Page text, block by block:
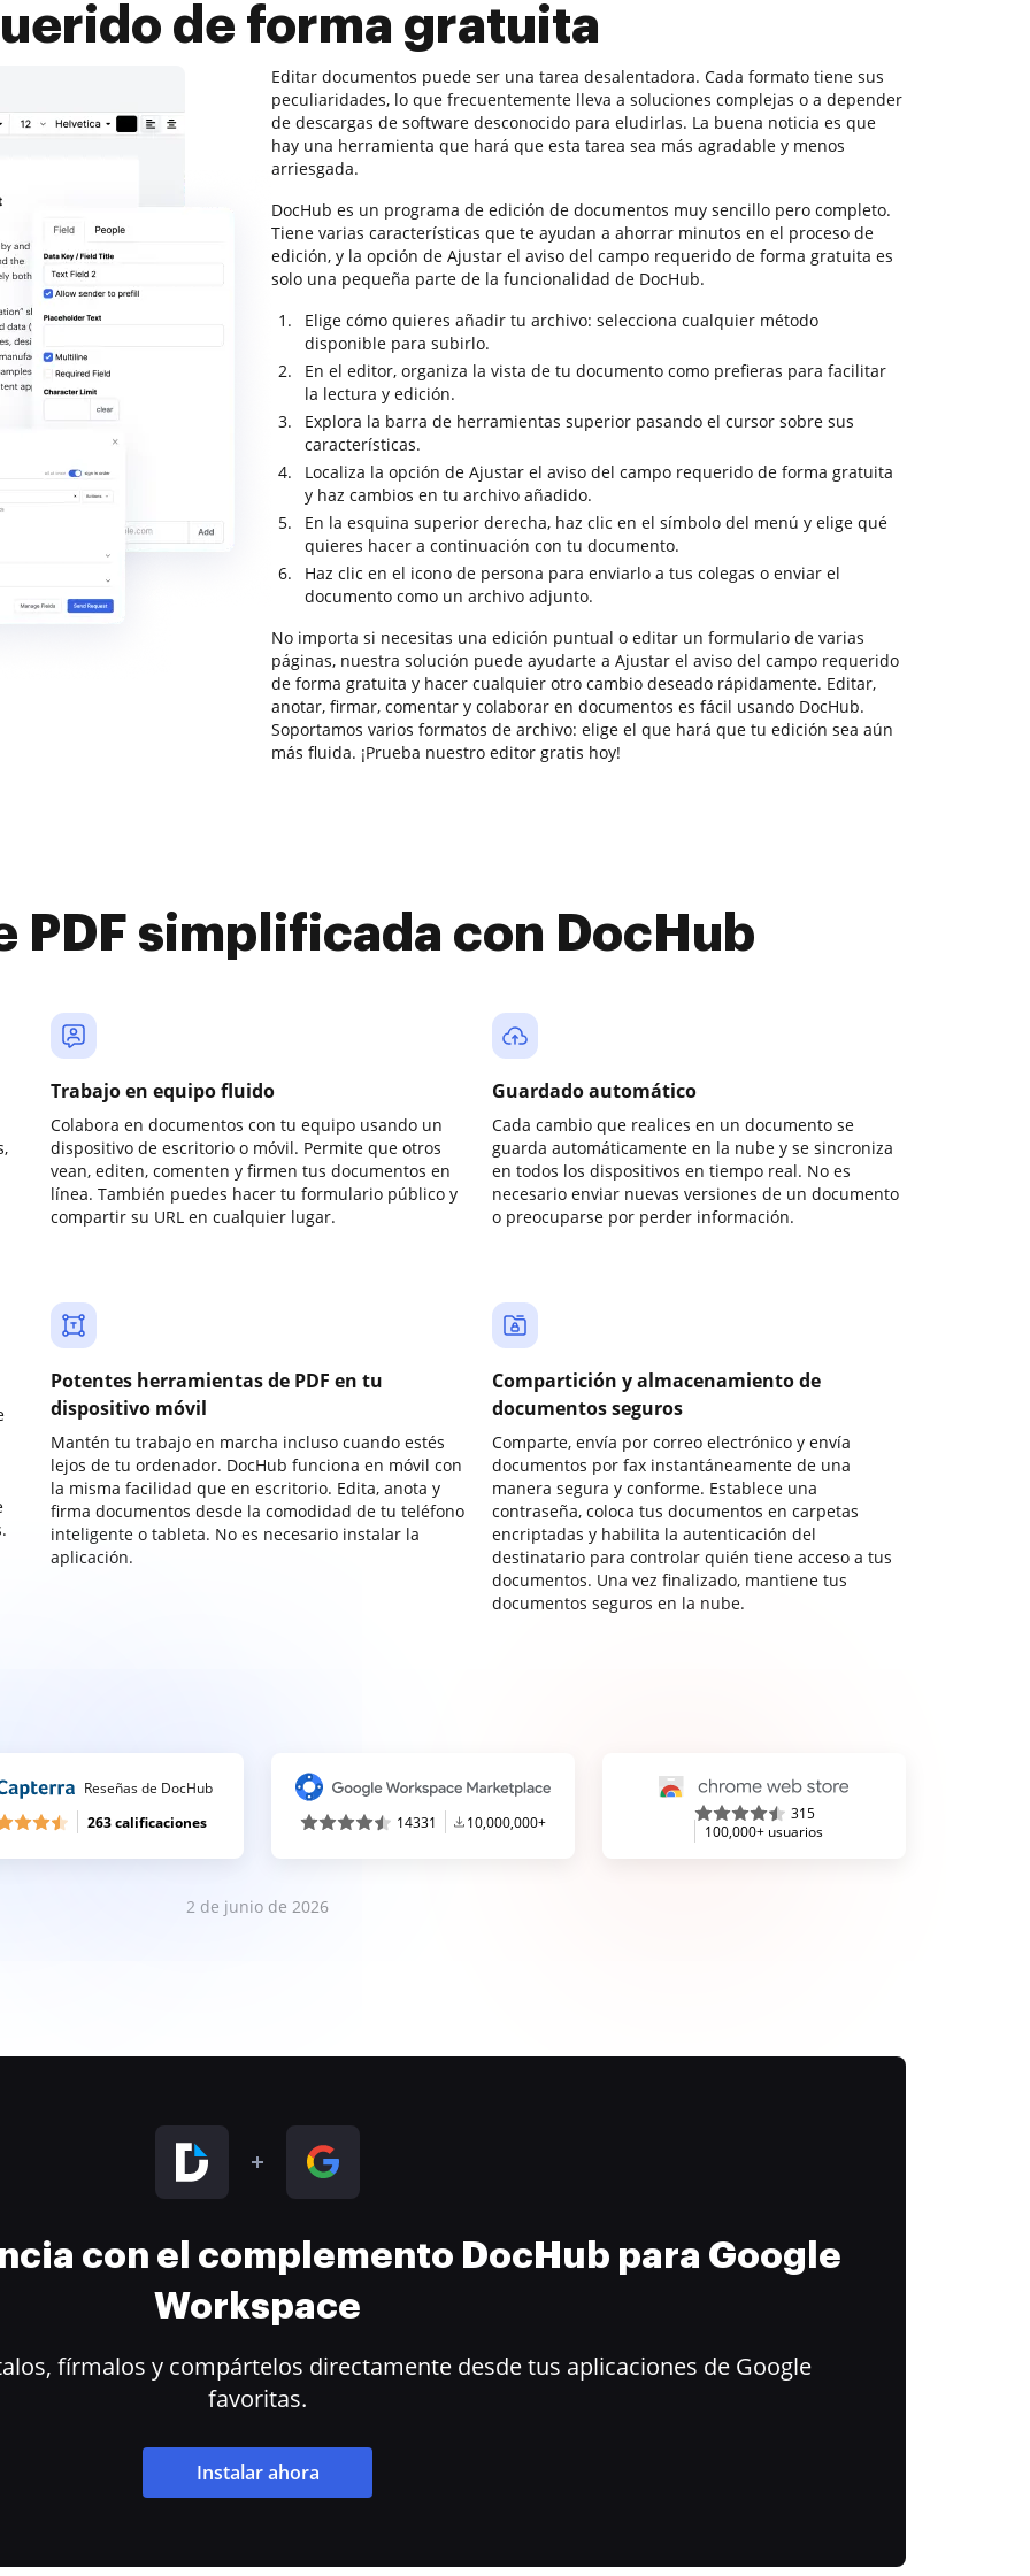
de forma gratuita
Editar documentos puede ser una tarea desalentadora. Cada formato tiene sus
peculiaridades, lo que frecuentemente lleva a soluciones complejas o a depender
de descargas de software desconocido para eludirlas. La buena noticia es que
hay una herramienta que hará que esta tarea sea más agradable y menos
arriesgada.
DocHub es un programa de edición de documentos muy sencillo pero completo.
Tiene varias características que te ayudan a ahorrar minutos en el proceso de
edición, y la opción de Ajustar el aviso del campo requerido de forma gratuita es
solo una pequeña parte de la funcionalidad de DocHub.
Elige cómo quieres añadir tu archivo: selecciona cualquier método
disponible para subirlo.
En el editor, organiza la vista de tu documento como prefieras para facilitar
la lectura y edición.
Explora la barra de herramientas superior pasando el cursor sobre sus
características.
Localiza la opción de Ajustar el aviso del campo requerido de forma gratuita
y haz cambios en tu archivo añadido.
En la esquina superior derecha, haz clic en el símbolo del menú y elige qué
quieres hacer a continuación con tu documento.
Haz clic en el icono de persona para enviarlo a tus colegas o enviar el
documento como un archivo adjunto.
No importa si necesitas una edición puntual o editar un formulario de varias
páginas, nuestra solución puede ayudarte a Ajustar el aviso del campo requerido
de forma gratuita y hacer cualquier otro cambio deseado rápidamente. Editar,
anotar, firmar, comentar y colaborar en documentos es fácil usando DocHub.
Soportamos varios formatos de archivo: elige el que hará que tu edición sea aún
más fluida. ¡Prueba nuestro editor gratis hoy!
PDF simplificada con DocHub
Trabajo en equipo fluido
Colabora en documentos con tu equipo usando un
dispositivo de escritorio o móvil. Permite que otros
vean, editen, comenten y firmen tus documentos en
línea. También puedes hacer tu formulario público y
compartir su URL en cualquier lugar.
Guardado automático
Cada cambio que realices en un documento se
guarda automáticamente en la nube y se sincroniza
en todos los dispositivos en tiempo real. No es
necesario enviar nuevas versiones de un documento
o preocuparse por perder información.
Potentes herramientas de PDF en tu
dispositivo móvil
Mantén tu trabajo en marcha incluso cuando estés
lejos de tu ordenador. DocHub funciona en móvil con
la misma facilidad que en escritorio. Edita, anota y
firma documentos desde la comodidad de tu teléfono
inteligente o tableta. No es necesario instalar la
aplicación.
Compartición y almacenamiento de
documentos seguros
Comparte, envía por correo electrónico y envía
documentos por fax instantáneamente de una
manera segura y conforme. Establece una
contraseña, coloca tus documentos en carpetas
encriptadas y habilita la autenticación del
destinatario para controlar quién tiene acceso a tus
documentos. Una vez finalizado, mantiene tus
documentos seguros en la nube.
Reseñas de DocHub
263 calificaciones
14331 10,000,000+
315
100,000+ usuarios
2 de junio de 2026
con el complemento DocHub para Google
Workspace
fírmalos y compártelos directamente desde tus aplicaciones de Google
favoritas.
Instalar ahora